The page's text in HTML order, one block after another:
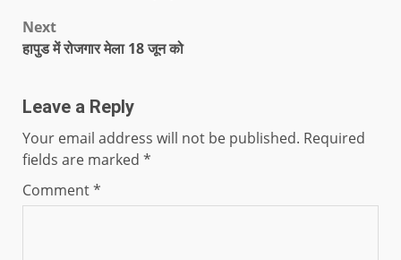
Next
हापुड में रोजगार मेला 18 जून को
Leave a Reply
Your email address will not be published. Required
fields are marked *
Comment*